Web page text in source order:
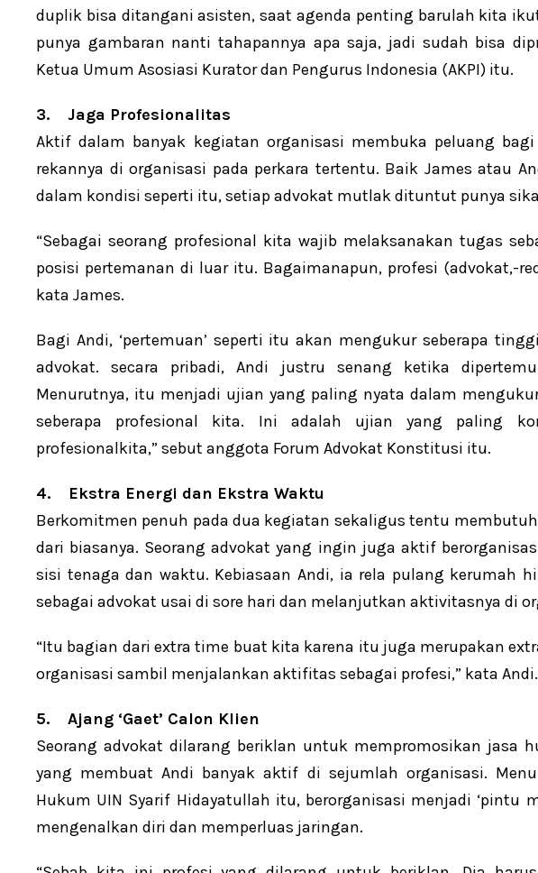
duplik bisa ditangani asisten, saat agenda penting barulah kita
punya gambaran nanti tahapannya apa saja, jadi sudah bisa
Ketua Umum Asosiasi Kurator dan Pengurus Indonesia (AKPI) itu.
3. Jaga Profesionalitas
Aktif dalam banyak kegiatan organisasi membuka peluang bagi
rekannya di organisasi pada perkara tertentu. Baik James atau
dalam kondisi seperti itu, setiap advokat mutlak dituntut punya
“Sebagai seorang profesional kita wajib melaksanakan tugas
posisi pertemanan di luar itu. Bagaimanapun, profesi (advokat,-
kata James.
Bagi Andi, ‘pertemuan’ seperti itu akan mengukur seberapa
advokat. secara pribadi, Andi justru senang ketika
Menurutnya, itu menjadi ujian yang paling nyata dalam
seberapa profesional kita. Ini adalah ujian yang paling
profesionalkita,” sebut anggota Forum Advokat Konstitusi itu.
4. Ekstra Energi dan Ekstra Waktu
Berkomitmen penuh pada dua kegiatan sekaligus tentu
dari biasanya. Seorang advokat yang ingin juga aktif
sisi tenaga dan waktu. Kebiasaan Andi, ia rela pulang kerumah
sebagai advokat usai di sore hari dan melanjutkan aktivitasnya di
“Itu bagian dari extra time buat kita karena itu juga merupakan
organisasi sambil menjalankan aktifitas sebagai profesi,” kata Andi.
5. Ajang ‘Gaet’ Calon Klien
Seorang advokat dilarang beriklan untuk mempromosikan jasa
yang membuat Andi banyak aktif di sejumlah organisasi.
Hukum UIN Syarif Hidayatullah itu, berorganisasi menjadi ‘pintu
mengenalkan diri dan memperluas jaringan.